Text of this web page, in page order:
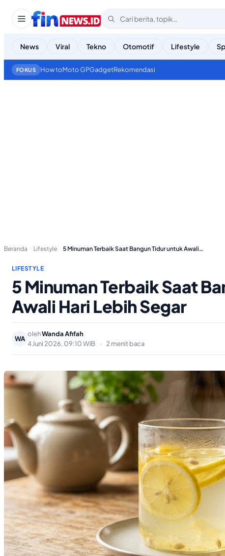
News Viral Tekno Otomotif Lifestyle
FOKUS How toMoto GPGadgetRekomendasi
Beranda Lifestyle 5 Minuman Terbaik Saat Bangun Tidur untuk Awali…
LIFESTYLE
5 Minuman Terbaik Saat
Awali Hari Lebih Segar
WA
olehWanda Afifah
4 Juni 2026, 09:10 WIB
• 2 menit baca